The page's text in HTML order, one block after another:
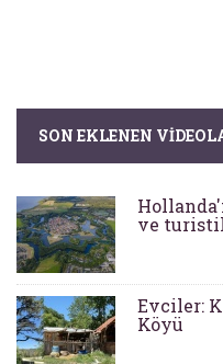
SON EKLENEN
ve
Evciler:
Köyü